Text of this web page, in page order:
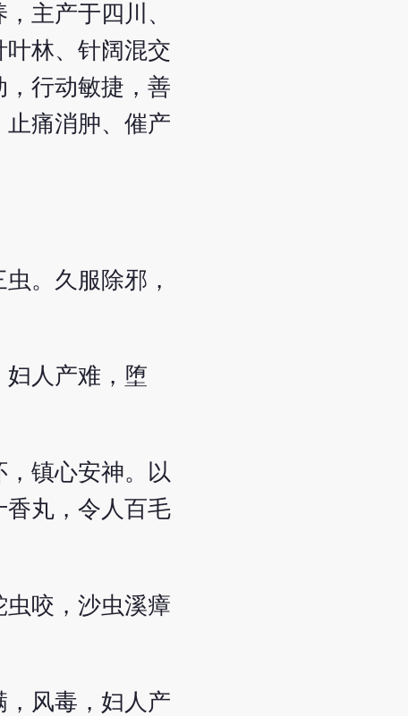
主产于四川、
叶林、针阔混交
行动敏捷，善
痛消肿、催产
。久服除邪，
妇人产难，堕
，镇心安神。以
丸，令人百毛
虫咬，沙虫溪瘴
，风毒，妇人产